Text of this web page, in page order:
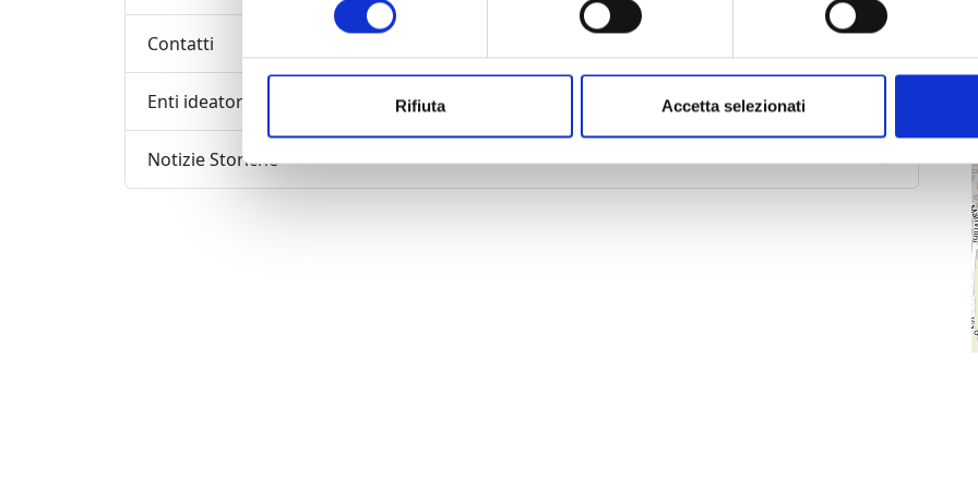
Rifiuta Accetta selezionati
Contatti
Enti ideatori / organizzatori
Notizie Storiche